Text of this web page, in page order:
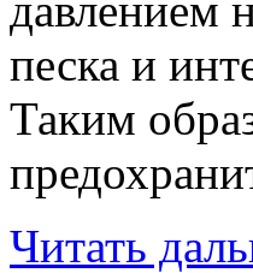
песка и
Таким
Читать